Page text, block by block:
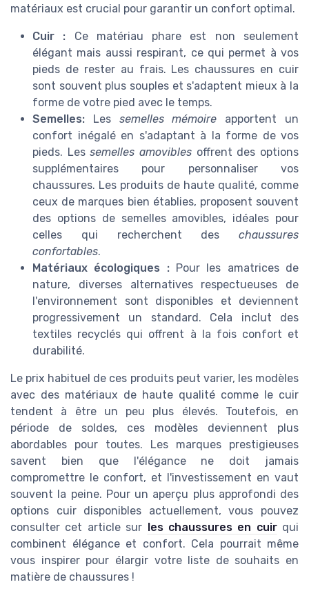
matériaux est crucial pour garantir un confort optimal.
Cuir : Ce matériau phare est non seulement
élégant mais aussi respirant, ce qui permet à vos
pieds de rester au frais. Les chaussures en cuir
sont souvent plus souples et s'adaptent mieux à la
forme de votre pied avec le temps.
Semelles: Les semelles mémoire apportent un
confort inégalé en s'adaptant à la forme de vos
pieds. Lessemelles amovibles offrent des options
supplémentaires pour personnaliser vos
chaussures. Les produits de haute qualité, comme
ceux de marques bien établies, proposent souvent
des options de semelles amovibles, idéales pour
celles qui recherchent des chaussures
confortables.
Matériaux écologiques :Pour les amatrices de
nature, diverses alternatives respectueuses de
l'environnement sont disponibles et deviennent
progressivement un standard. Cela inclut des
textiles recyclés qui offrent à la fois confort et
durabilité.
Le prix habituel de ces produits peut varier, les modèles
avec des matériaux de haute qualité comme le cuir
tendent à être un peu plus élevés. Toutefois, en
période de soldes, ces modèles deviennent plus
abordables pour toutes. Les marques prestigieuses
savent bien que l'élégance ne doit jamais
compromettre le confort, et l'investissement en vaut
souvent la peine. Pour un aperçu plus approfondi des
options cuir disponibles actuellement, vous pouvez
consulter cet article sur
les chaussures en cuirqui
combinent élégance et confort. Cela pourrait même
vous inspirer pour élargir votre liste de souhaits en
matière de chaussures !